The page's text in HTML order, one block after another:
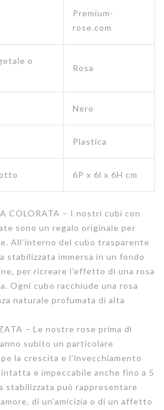
Premium-
rose.com
o
Rosa
Nero
Plastica
6P x 6l x 6H cm
COLORATA – I nostri cubi con
sono un regalo originale per
All’interno del cubo trasparente
stabilizzata immersa in un fondo
per ricreare l’effetto di una rosa
Ogni cubo racchiude una rosa
naturale profumata di alta
– Le nostre rose prima di
subito un particolare
la crescita e l’invecchiamento
e impeccabile anche fino a 5
stabilizzata può rappresentare
di un’amicizia o di un affetto